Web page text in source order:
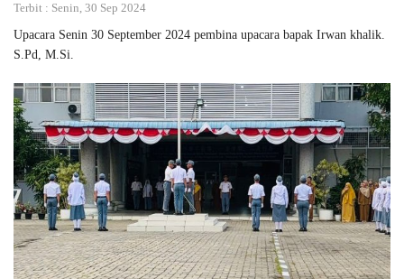
Terbit : Senin, 30 Sep 2024
Upacara Senin 30 September 2024 pembina upacara bapak Irwan khalik.
S.Pd, M.Si.